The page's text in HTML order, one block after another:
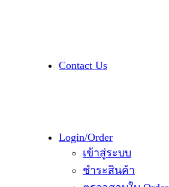
Contact Us
Login/Order
เข้าสู่ระบบ
ชำระสินค้า